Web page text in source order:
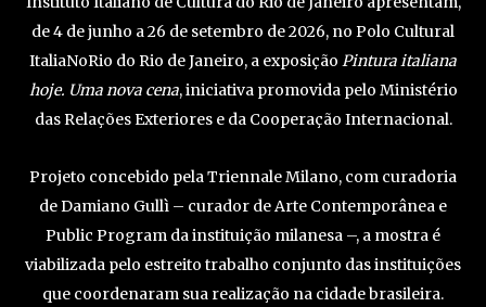
de 4 de junho a 26 de setembro de 2026, no Polo Cultural
ItaliaNoRio do Rio de Janeiro, a exposição Pintura italiana
hoje. Uma nova cena, iniciativa promovida pelo Ministério
das Relações Exteriores e da Cooperação Internacional.
Projeto concebido pela Triennale Milano, com curadoria
de Damiano Gullì – curador de Arte Contemporânea e
Public Program da instituição milanesa –, a mostra é
viabilizada pelo estreito trabalho conjunto das instituições
que coordenaram sua realização na cidade brasileira.